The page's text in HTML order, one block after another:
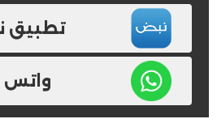
تطبيق
واتس